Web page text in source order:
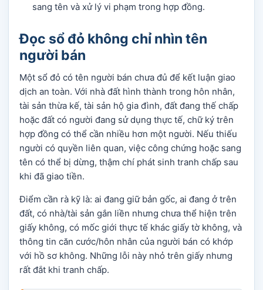
sang tên và xử lý vi phạm trong hợp đồng.
Đọc sổ đỏ không chỉ nhìn tên
người bán
Một sổ đỏ có tên người bán chưa đủ để kết luận giao
dịch an toàn. Với nhà đất hình thành trong hôn nhân,
tài sản thừa kế, tài sản hộ gia đình, đất đang thế chấp
hoặc đất có người đang sử dụng thực tế, chữ ký trên
hợp đồng có thể cần nhiều hơn một người. Nếu thiếu
người có quyền liên quan, việc công chứng hoặc sang
tên có thể bị dừng, thậm chí phát sinh tranh chấp sau
khi đã giao tiền.
Điểm cần rà kỹ là: ai đang giữ bản gốc, ai đang ở trên
đất, có nhà/tài sản gắn liền nhưng chưa thể hiện trên
giấy không, có mốc giới thực tế khác giấy tờ không, và
thông tin căn cước/hôn nhân của người bán có khớp
với hồ sơ không. Những lỗi này nhỏ trên giấy nhưng
rất đắt khi tranh chấp.